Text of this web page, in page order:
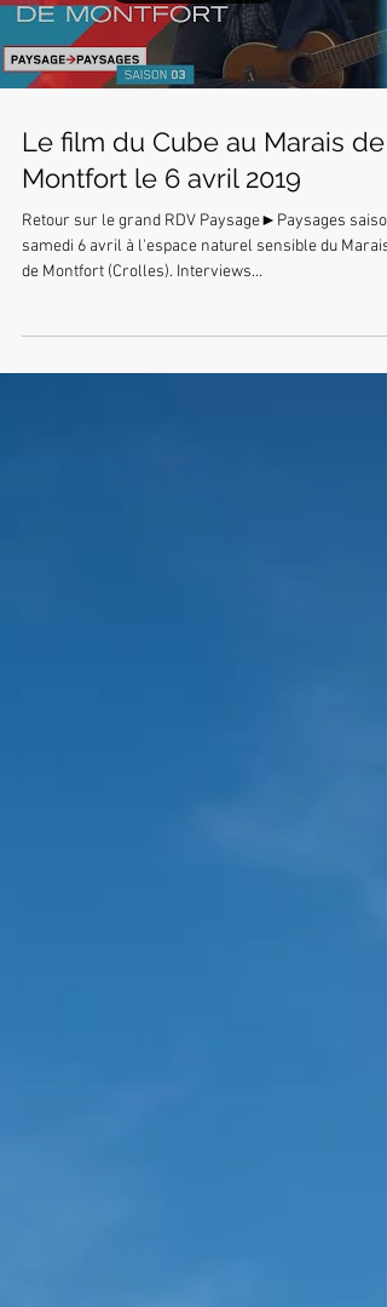
Le film du Cube au Marais de
Montfort le 6 avril 2019
Retour sur le grand RDV Paysage►Paysages
samedi 6 avril à l'espace naturel sensible du Marais
de Montfort (Crolles). Interviews...